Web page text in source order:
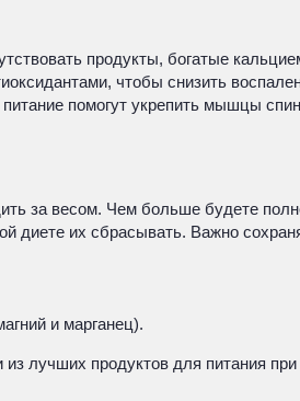
продукты, богатые
чтобы снизить
помогут укрепить мышцы
за весом. Чем больше будете
диете их сбрасывать. Важно
и марганец).
лучших продуктов для питания